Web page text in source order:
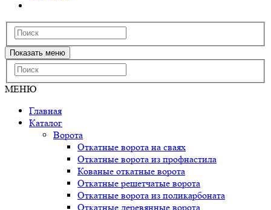
Показать меню
МЕНЮ
Главная
Каталог
Ворота
Откатные ворота на сваях
Откатные ворота из профнастила
Кованые откатные ворота
Откатные решетчатые ворота
Откатные ворота из поликарбоната
Откатные деревянные ворота